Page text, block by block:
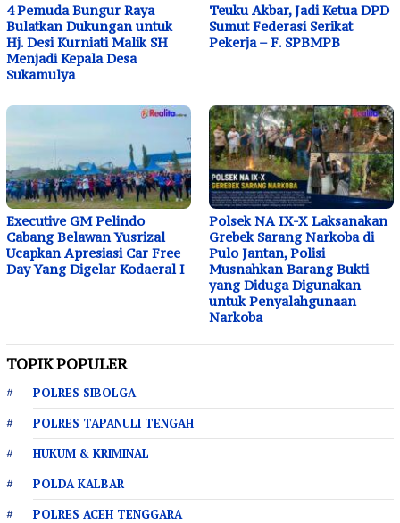
4 Pemuda Bungur Raya
Bulatkan Dukungan untuk
Hj. Desi Kurniati Malik SH
Menjadi Kepala Desa
Sukamulya
Teuku Akbar, Jadi Ketua DPD
Sumut Federasi Serikat
Pekerja – F. SPBMPB
Executive GM Pelindo
Cabang Belawan Yusrizal
Ucapkan Apresiasi Car Free
Day Yang Digelar Kodaeral I
Polsek NA IX-X Laksanakan
Grebek Sarang Narkoba di
Pulo Jantan, Polisi
Musnahkan Barang Bukti
yang Diduga Digunakan
untuk Penyalahgunaan
Narkoba
TOPIK POPULER
POLRES SIBOLGA
POLRES TAPANULI TENGAH
HUKUM & KRIMINAL
POLDA KALBAR
POLRES ACEH TENGGARA